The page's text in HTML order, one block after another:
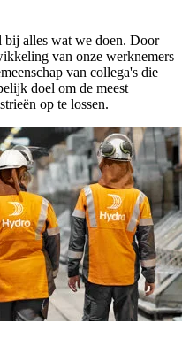
bij alles wat we doen. Door
van onze werknemers
van collega's die
doel om de meest
op te lossen.